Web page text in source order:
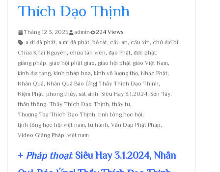
Thích Đạo Thịnh
Tháng 12 3, 2025 admin
224 Views
a di đà phật, a mi đà phật, bồ tát, cầu an, cầu xin, chú đại bi,
Chùa Khai Nguyên, chùa tản viên, đạo Phật, đức phật,
giảng pháp, giáo hội phật giáo, giáo hội phật giáo Việt Nam,
kinh địa tạng, kinh pháp hoa, kinh vô lượng thọ, Nhạc Phật,
Nhân Quả, Nhân Quả Báo Ứng| Thầy Thích Đạo Thịnh,
Niệm Phật, phong thủy, sát sinh, Siêu Hay 3.1.2024, Sơn Tây,
thần thông, Thầy Thích Đạo Thịnh, thầy tu,
Thượng Toạ Thích Đạo Thịnh, tịnh tông học hội,
tịnh tông học hội việt nam, tu hành, Vấn Đáp Phật Pháp,
Video Giảng Pháp, việt nam
+ Pháp thoại: Siêu Hay 3.1.2024, Nhân